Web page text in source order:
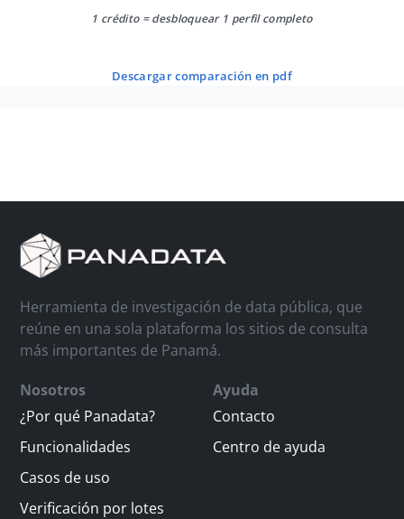
1 crédito = desbloquear 1 perfil completo
descargar comparación en pdf
Herramienta de investigación de data pública, que
reúne en una sola plataforma los sitios de consulta
más importantes de Panamá.
Nosotros
¿Por qué Panadata?
Funcionalidades
Casos de uso
Verificación por lotes
Ayuda
Contacto
Centro de ayuda